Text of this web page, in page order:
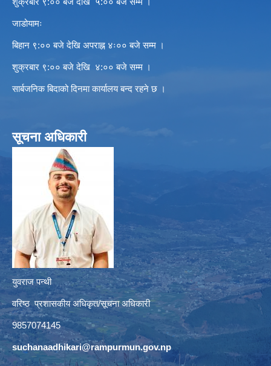
जाडोयामः
बिहान ९:०० बजे देखि अपराह्न ४ः०० बजे सम्म ।
शुक्रबार ९:०० बजे देखि ४:०० बजे सम्म ।
सार्बजनिक बिदाको दिनमा कार्यालय बन्द रहने छ ।
सूचना अधिकारी
युवराज पन्थी
वरिष्ठ प्रशासकीय अधिकृत/सूचना अधिकारी
9857074145
suchanaadhikari@rampurmun.gov.np